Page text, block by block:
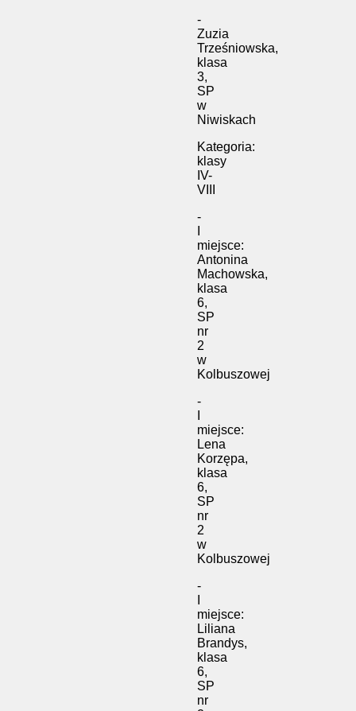
-
Zuzia
Trześniowska,
klasa
3,
SP
w
Niwiskach
Kategoria:
klasy
IV-
VIII
-
miejsce:
Antonina
Machowska,
klasa
6,
SP
nr
2
w
Kolbuszowej
-
miejsce:
Lena
Korzępa,
klasa
6,
SP
nr
2
w
Kolbuszowej
-
miejsce:
Liliana
Brandys,
klasa
6,
SP
nr